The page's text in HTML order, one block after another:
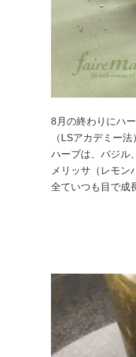
8月の終わりにハ
（LSアカデミー
ハーブは、バジル
メリッサ（レモン
全ていつも目で成